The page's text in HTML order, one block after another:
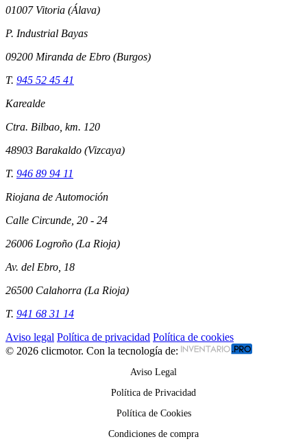
01007 Vitoria (Álava)
P. Industrial Bayas
09200 Miranda de Ebro (Burgos)
T. 945 52 45 41
Karealde
Ctra. Bilbao, km. 120
48903 Barakaldo (Vizcaya)
T. 946 89 94 11
Riojana de Automoción
Calle Circunde, 20 - 24
26006 Logroño (La Rioja)
Av. del Ebro, 18
26500 Calahorra (La Rioja)
T. 941 68 31 14
Aviso legal Política de privacidad Política de cookies
© 2026 clicmotor. Con la tecnología de:
Aviso Legal
Política de Privacidad
Política de Cookies
Condiciones de compra